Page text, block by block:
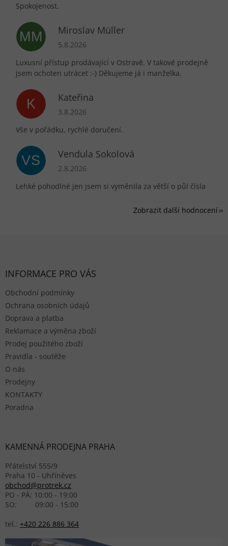
Spokojenost.
MM Miroslav Müller
Hodnocení obchodu je 5 z 5 hvězdiček.
5.8.2026
Luxusní přístup prodávající v Ostravě. V takové prodejně
jsem ochoten utrácet :-) Děkujeme já i manželka.
K Kateřina
Hodnocení obchodu je 5 z 5 hvězdiček.
3.8.2026
Vše v pořádku, rychlé doručení.
VS Vendula Sokolová
Hodnocení obchodu je 5 z 5 hvězdiček.
2.8.2026
Lehké pohodlné jen jsem si vyměnila za větší o půl čísla
Zobrazit další hodnocení
INFORMACE PRO VÁS
Obchodní podmínky
Ochrana osobních údajů
Doprava a platba
Reklamace a výměna zboží
Prodej použitého zboží
Pravidla - soutěže
O nás
Prodejny
KONTAKTY
Poradna
KAMENNÁ PRODEJNA PRAHA
Přátelství 555/9
Praha 10 - Uhříněves
obchod@protrek.cz
PO - PÁ: 10:00 - 19:00
SO: 09:00 - 15:00
tel.: +420 226 886 364